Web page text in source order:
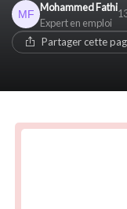
Mohammed Fathi
Expert en emploi
Partager cette